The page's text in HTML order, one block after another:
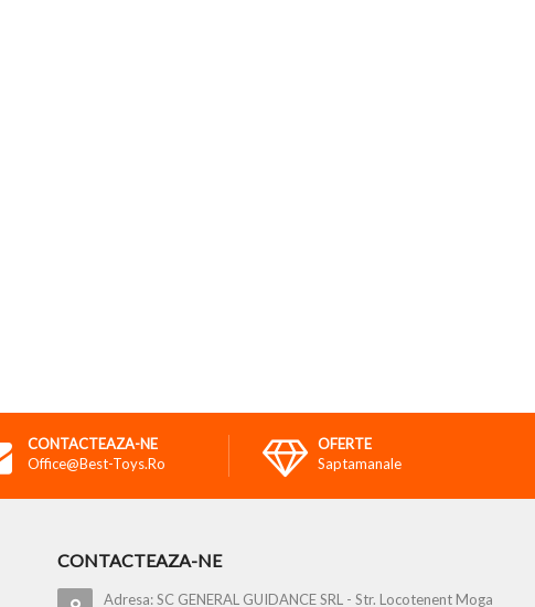
CONTACTEAZA-NE
Office@best-Toys.ro
OFERTE
Saptamanale
CONTACTEAZA-NE
Adresa: SC GENERAL GUIDANCE SRL - Str. Locotenent Moga